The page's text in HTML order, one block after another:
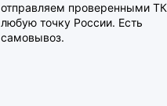
отправляем проверенными
любую точку России. Есть
самовывоз.